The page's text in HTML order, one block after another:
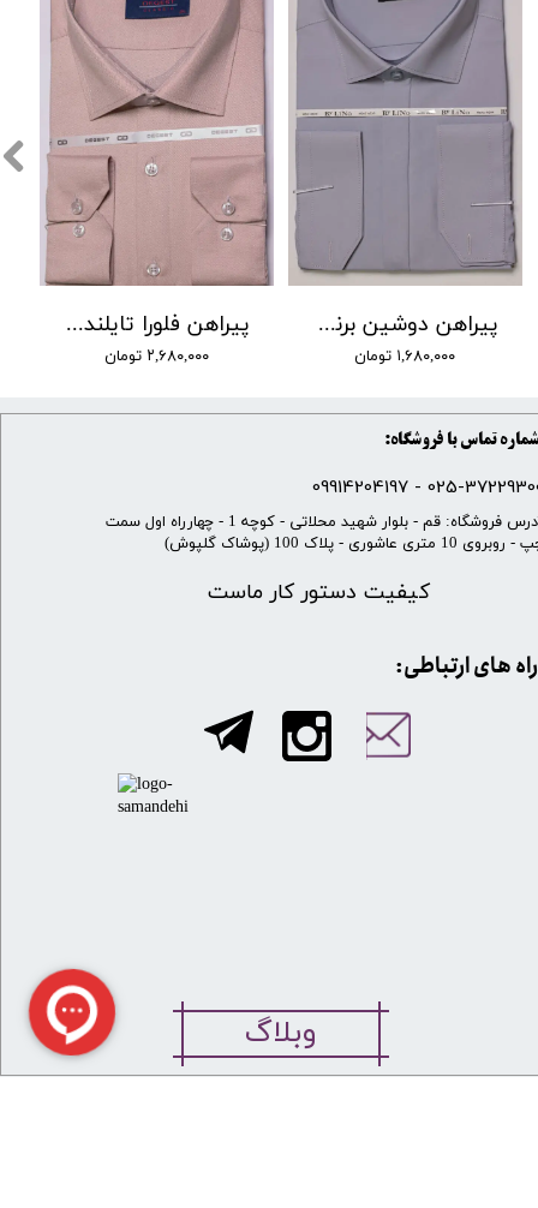
پیراهن فلورا تایلندی برند DEGEST کد DJ-9 رنگ 17
۲,۶۸۰,۰۰۰ تومان
پیراهن دوشین برند by lino کد 01
۱,۶۸۰,۰۰۰ تومان
شماره تماس با فروشگاه:
025-37229300 -
کیفیت دستور کار ماست
​آدرس فروشگاه: قم - بلوار شهید محلاتی - کوچه 1 - چهارراه اول سمت
10 متری عاشوری - پلاک 100 (پوشاک گلپوش)
​​راه های ارتباطی:
وبلاگ